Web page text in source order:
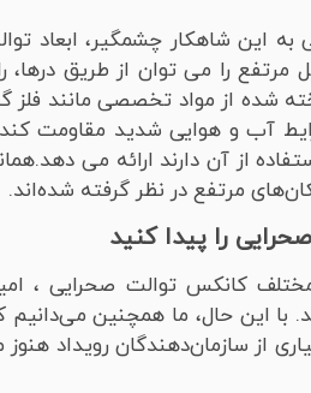
به این شاهکار چشمگیر، ابعاد
را می توان از طریق درها،
شده از مواد تخصصی مانند فلز
آب و هوایی شدید مقاومت
از آن دارند ارائه می
مرتفع در نظر گرفته شده‌اند.
را پیدا کنید
کانکس توالت صحرایی ،
این حال، ما همچنین
از سازمان‌دهندگان رویداد